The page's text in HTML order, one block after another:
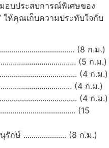
อบประสบการณ์พิเศษของ
ให้คุณเก็บความประทับใจกับ
(8 ก.ม.)
(5 ก.ม.)
(4 ก.ม.)
(4 ก.ม.)
(4 ก.ม.)
(15
กษ์ ..................... (8 ก.ม.)